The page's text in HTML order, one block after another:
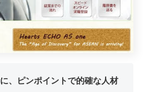
、ピンポイントで的確な人材